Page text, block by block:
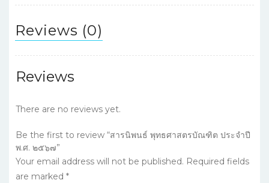
Reviews (0)
Reviews
There are no reviews yet.
Be the first to review “สารนิพนธ์ พุทธศาสตรบัณฑิต ประจำปี
พ.ศ. ๒๕๖๗”
Your email address will not be published. Required fields
are marked *